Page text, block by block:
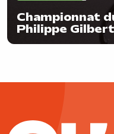
Championnat
Philippe